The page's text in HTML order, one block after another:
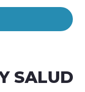
SALUD